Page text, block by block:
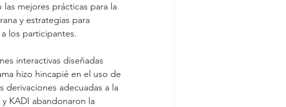
mejores prácticas para la
y estrategias para
los participantes.
interactivas diseñadas
hizo hincapié en el uso de
adecuadas a la
KADI abandonaron la